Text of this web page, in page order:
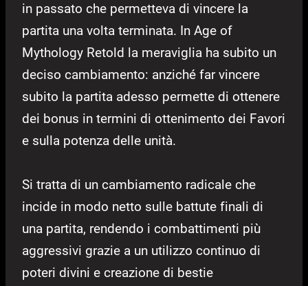
in passato che permetteva di vincere la
partita una volta terminata. In Age of
Mythology Retold la meraviglia ha subito un
deciso cambiamento: anziché far vincere
subito la partita adesso permette di ottenere
dei bonus in termini di ottenimento dei Favori
e sulla potenza delle unità.
Si tratta di un cambiamento radicale che
incide in modo netto sulle battute finali di
una partita, rendendo i combattimenti più
aggressivi grazie a un utilizzo continuo di
poteri divini e creazione di bestie